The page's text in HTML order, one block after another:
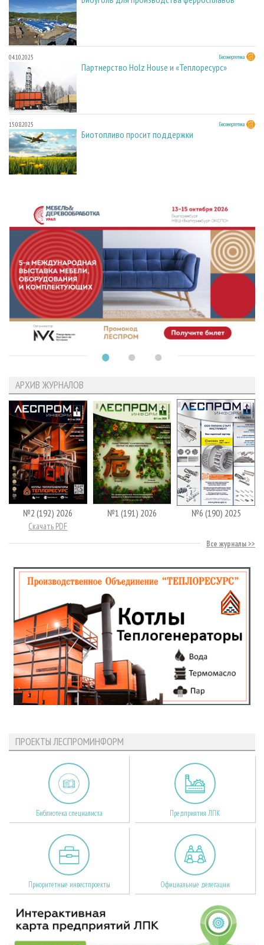
04.10.2025 Биоэнергетика
Партнерство Holz House и «Теплоресурс»
15.08.2025 Биоэнергетика
Биотопливо просит поддержки
АРХИВ ЖУРНАЛОВ
№2 (192) 2026
Скачать PDF
№1 (191) 2026 №6 (190) 2025
Все журналы
ПРОЕКТЫ ЛЕСПРОМИНФОРМ
Библиотека специалиста Предприятия ЛПК
Приоритетные инвестпроекты Официальные делегации